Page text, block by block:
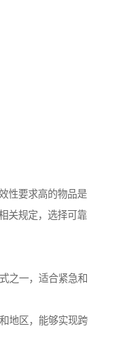
性要求高的物品是
关规定，选择可靠
之一，适合紧急和
地区，能够实现跨